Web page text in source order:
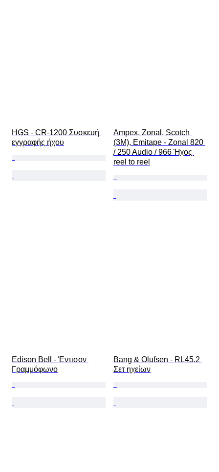
HGS - CR-1200 Συσκευή
εγγραφής ήχου
Ampex, Zonal, Scotch
(3M), Emitape - Zonal 820
/ 250 Audio / 966 Ήχος
reel to reel
Edison Bell - Έντισον
Γραμμόφωνο
Bang & Olufsen - RL45.2
Σετ ηχείων